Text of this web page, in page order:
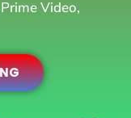
Video,